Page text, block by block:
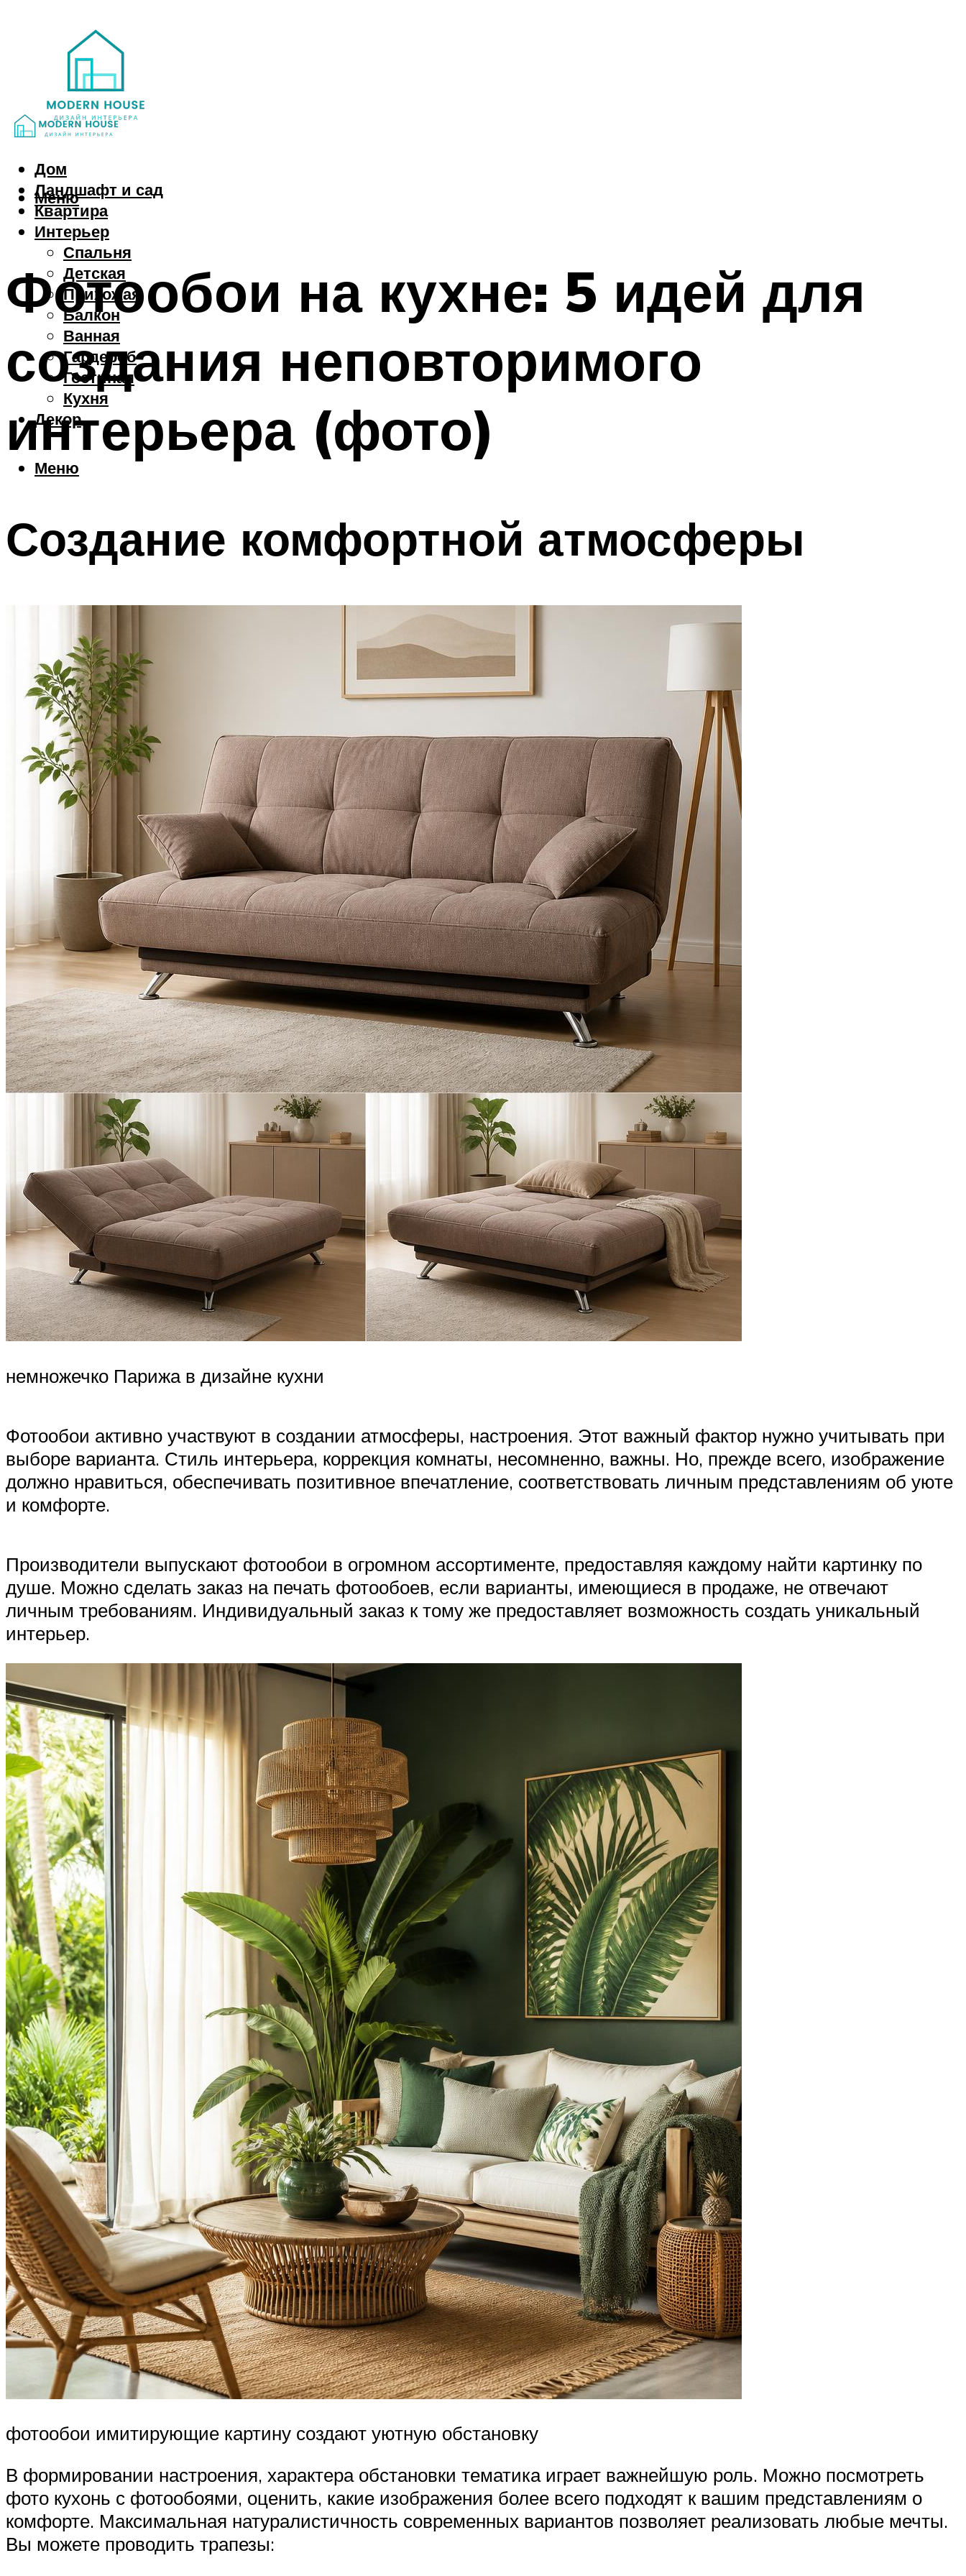
Дом
Ландшафт и сад
Квартира
Интерьер
Спальня
Детская
Прихожая
Балкон
Ванная
Гардероб
Гостиная
Кухня
Декор
Меню
Меню
Фотообои на кухне: 5 идей для
создания неповторимого
интерьера (фото)
Создание комфортной атмосферы
немножечко Парижа в дизайне кухни
Фотообои активно участвуют в создании атмосферы, настроения. Этот важный фактор нужно учитывать при
выборе варианта. Стиль интерьера, коррекция комнаты, несомненно, важны. Но, прежде всего, изображение
должно нравиться, обеспечивать позитивное впечатление, соответствовать личным представлениям об уюте
и комфорте.
Производители выпускают фотообои в огромном ассортименте, предоставляя каждому найти картинку по
душе. Можно сделать заказ на печать фотообоев, если варианты, имеющиеся в продаже, не отвечают
личным требованиям. Индивидуальный заказ к тому же предоставляет возможность создать уникальный
интерьер.
фотообои имитирующие картину создают уютную обстановку
В формировании настроения, характера обстановки тематика играет важнейшую роль. Можно посмотреть
фото кухонь с фотообоями, оценить, какие изображения более всего подходят к вашим представлениям о
комфорте. Максимальная натуралистичность современных вариантов позволяет реализовать любые мечты.
Вы можете проводить трапезы: